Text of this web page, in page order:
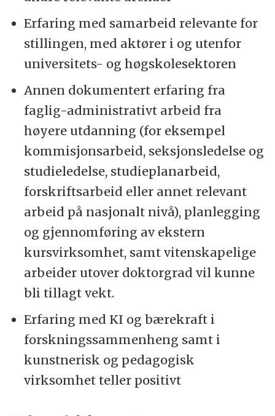
Erfaring med samarbeid relevante for
stillingen, med aktører i og utenfor
universitets- og høgskolesektoren
Annen dokumentert erfaring fra
faglig-administrativt arbeid fra
høyere utdanning (for eksempel
kommisjonsarbeid, seksjonsledelse og
studieledelse, studieplanarbeid,
forskriftsarbeid eller annet relevant
arbeid på nasjonalt nivå), planlegging
og gjennomføring av ekstern
kursvirksomhet, samt vitenskapelige
arbeider utover doktorgrad vil kunne
bli tillagt vekt.
Erfaring med KI og bærekraft i
forskningssammenheng samt i
kunstnerisk og pedagogisk
virksomhet teller positivt